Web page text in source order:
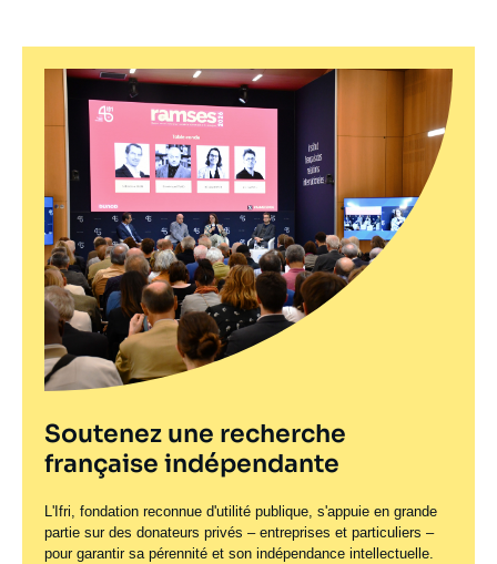
Soutenez une recherche
française indépendante
L'Ifri, fondation reconnue d'utilité publique, s'appuie en grande
partie sur des donateurs privés – entreprises et particuliers –
pour garantir sa pérennité et son indépendance intellectuelle.